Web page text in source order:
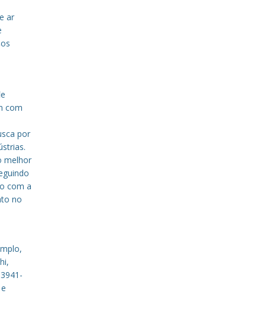
ar
com
por
melhor
com a
no